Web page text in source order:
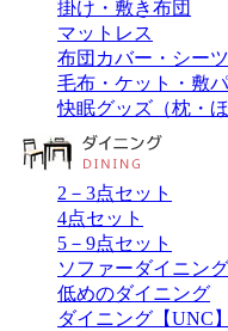
掛け・敷き布団
マットレス
布団カバー・シーツ
毛布・ケット・敷
快眠グッズ（枕・ほ
2－3点セット
4点セット
5－9点セット
ソファーダイニング
低めのダイニング
ダイニング【UNC